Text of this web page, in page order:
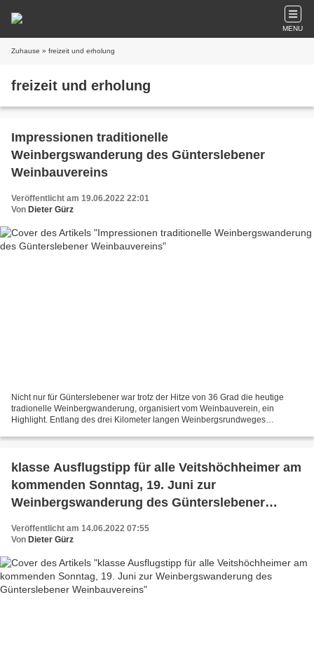
MENU
Zuhause » freizeit und erholung
freizeit und erholung
Impressionen traditionelle
Weinbergswanderung des Günterslebener
Weinbauvereins
Veröffentlicht am 19.06.2022 22:01
Von Dieter Gürz
Nicht nur für Günterslebener war trotz der Hitze von 36 Grad die heutige
tradionelle Weinbergwanderung, organisiert vom Weinbauverein, ein
Highlight. Entlang des drei Kilometer langen Weinbergsrundweges
klasse Ausflugstipp für alle Veitshöchheimer am
kommenden Sonntag, 19. Juni zur
Weinbergswanderung des Günterslebener
Veröffentlicht am 14.06.2022 07:55
Von Dieter Gürz